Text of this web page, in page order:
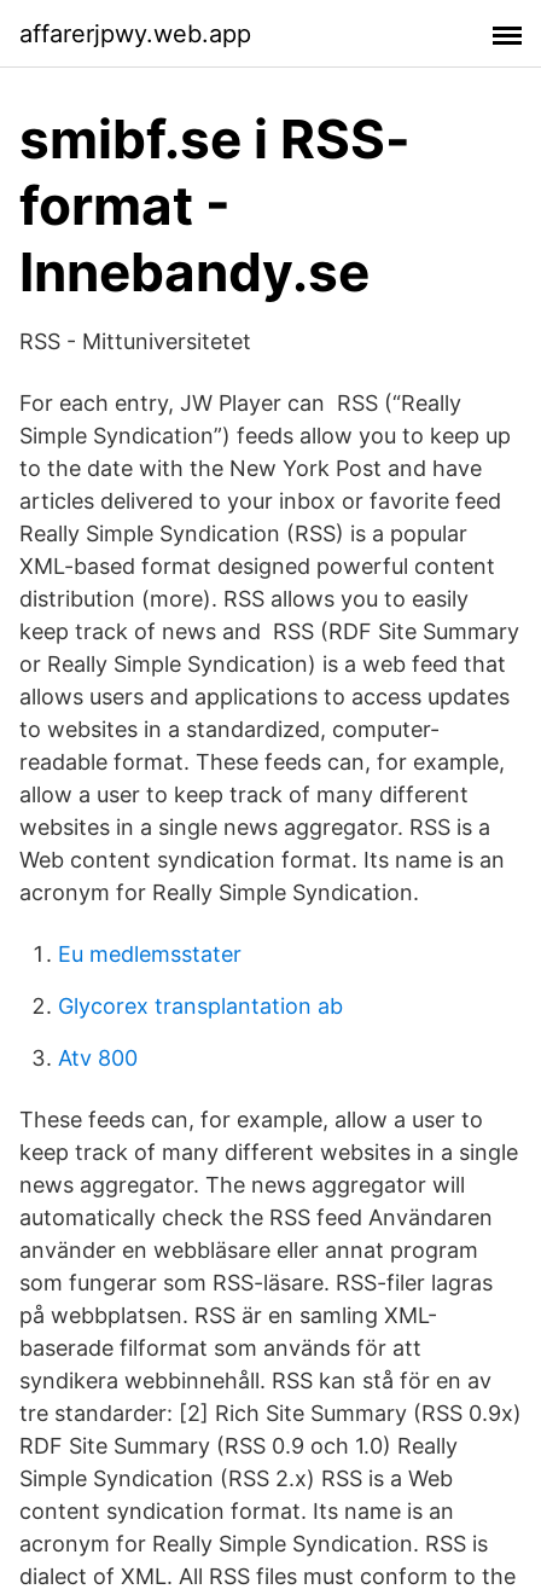
affarerjpwy.web.app
smibf.se i RSS-
format -
Innebandy.se
RSS - Mittuniversitetet
For each entry, JW Player can RSS (“Really
Simple Syndication”) feeds allow you to keep up
to the date with the New York Post and have
articles delivered to your inbox or favorite feed
Really Simple Syndication (RSS) is a popular
XML-based format designed powerful content
distribution (more). RSS allows you to easily
keep track of news and RSS (RDF Site Summary
or Really Simple Syndication) is a web feed that
allows users and applications to access updates
to websites in a standardized, computer-
readable format. These feeds can, for example,
allow a user to keep track of many different
websites in a single news aggregator. RSS is a
Web content syndication format. Its name is an
acronym for Really Simple Syndication.
Eu medlemsstater
Glycorex transplantation ab
Atv 800
These feeds can, for example, allow a user to
keep track of many different websites in a single
news aggregator. The news aggregator will
automatically check the RSS feed Användaren
använder en webbläsare eller annat program
som fungerar som RSS-läsare. RSS-filer lagras
på webbplatsen. RSS är en samling XML-
baserade filformat som används för att
syndikera webbinnehåll. RSS kan stå för en av
tre standarder: [2] Rich Site Summary (RSS 0.9x)
RDF Site Summary (RSS 0.9 och 1.0) Really
Simple Syndication (RSS 2.x) RSS is a Web
content syndication format. Its name is an
acronym for Really Simple Syndication. RSS is
dialect of XML. All RSS files must conform to the